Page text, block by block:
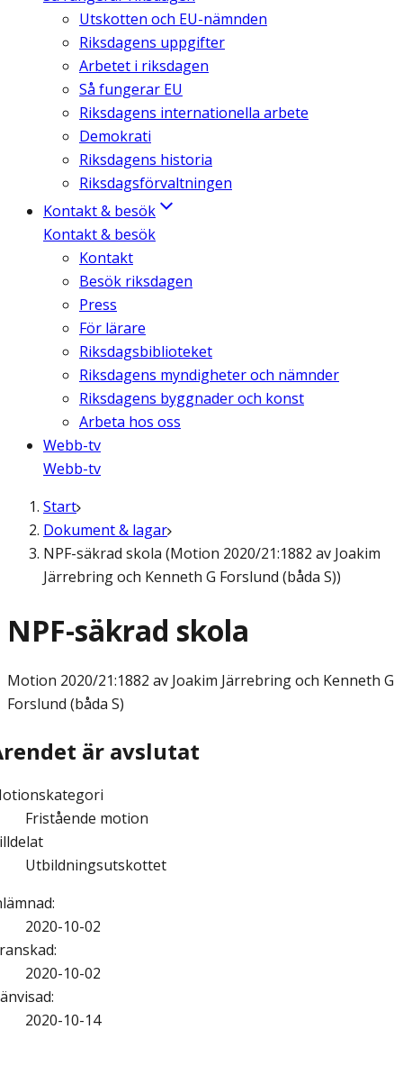
Utskotten och EU-nämnden
Riksdagens uppgifter
Arbetet i riksdagen
Så fungerar EU
Riksdagens internationella arbete
Demokrati
Riksdagens historia
Riksdagsförvaltningen
Kontakt & besök
Kontakt & besök
Kontakt
Besök riksdagen
Press
För lärare
Riksdagsbiblioteket
Riksdagens myndigheter och nämnder
Riksdagens byggnader och konst
Arbeta hos oss
Webb-tv
Webb-tv
Start
Dokument & lagar
NPF-säkrad skola (Motion 2020/21:1882 av Joakim
Järrebring och Kenneth G Forslund (båda S))
NPF-säkrad skola
Motion 2020/21:1882 av Joakim Järrebring och Kenneth G
Forslund (båda S)
är avslutat
Fristående motion
Utbildningsutskottet
:
2020-10-02
:
2020-10-02
:
2020-10-14